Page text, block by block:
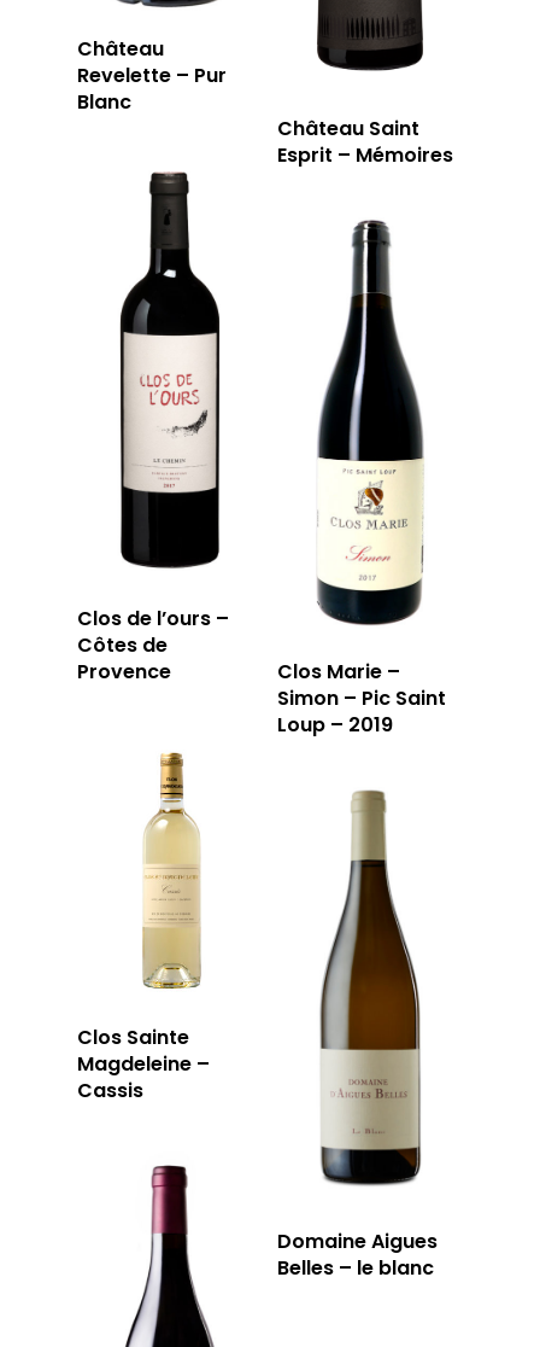
Château
Revelette – Pur
Blanc
Château Saint
Esprit – Mémoires
Clos de l’ours –
Côtes de
Provence
Clos Marie –
Simon – Pic Saint
Loup – 2019
Clos Sainte
Magdeleine –
Cassis
Domaine Aigues
Belles – le blanc